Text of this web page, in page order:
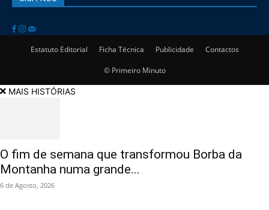
Estatuto Editorial Ficha Técnica Publicidade Contactos
© Primeiro Minuto
MAIS HISTÓRIAS
O fim de semana que transformou Borba da
Montanha numa grande...
6 de Agosto, 2026